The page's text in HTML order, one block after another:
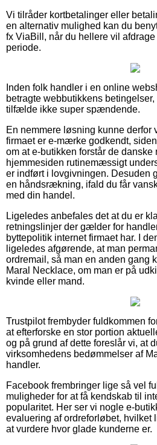
Vi tilråder kortbetalinger eller
en alternativ mulighed kan du
fx ViaBill, når du hellere vil
periode.
Inden folk handler i en online
betragte webbutikkens
tilfælde ikke super spændende.
En nemmere løsning kunne
firmaet er e-mærke godkendt,
om at e-butikken forstår de danske
hjemmesiden rutinemæssigt
er indført i lovgivningen. Desuden
en håndsrækning, ifald du får
med din handel.
Ligeledes anbefales det at du er
retningslinjer der gælder for
byttepolitik internet firmaet har. I
ligeledes afgørende, at man
ordremail, så man en anden gang
Maral Necklace, om man er på
kvinde eller mand.
Trustpilot frembyder fuldkommen
at efterforske en stor portion
og på grund af dette foreslår vi, at
virksomhedens bedømmelser af
handler.
Facebook frembringer lige så vel
muligheder for at få kendskab til
popularitet. Her ser vi nogle e-
evaluering af ordreforløbet, hvilket
at vurdere hvor glade kunderne er.